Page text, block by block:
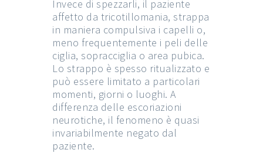
Invece di spezzarli, il paziente
affetto da tricotillomania, strappa
in maniera compulsiva i capelli o,
meno frequentemente i peli delle
ciglia, sopracciglia o area pubica.
Lo strappo è spesso ritualizzato e
può essere limitato a particolari
momenti, giorni o luoghi. A
differenza delle escoriazioni
neurotiche, il fenomeno è quasi
invariabilmente negato dal
paziente.